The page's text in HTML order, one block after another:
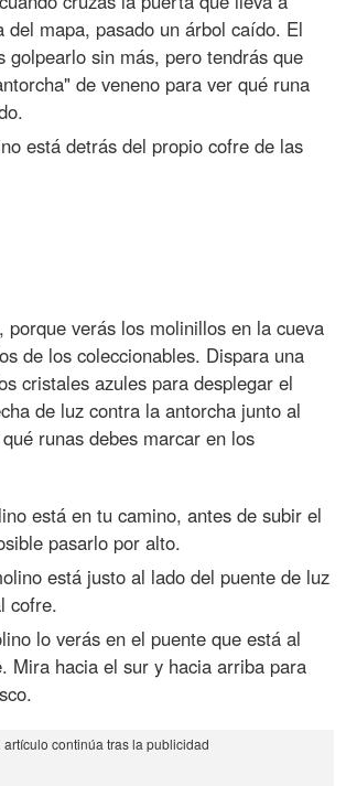
del mapa, pasado un árbol caído. El
golpearlo sin más, pero tendrás que
de veneno para ver qué runa
está detrás del propio cofre de las
porque verás los molinillos en la cueva
de los coleccionables. Dispara una
cristales azules para desplegar el
de luz contra la antorcha junto al
runas debes marcar en los
está en tu camino, antes de subir el
pasarlo por alto.
está justo al lado del puente de luz
cofre.
lo verás en el puente que está al
Mira hacia el sur y hacia arriba para